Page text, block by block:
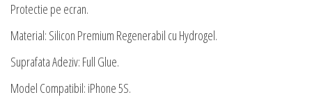
Protectie pe ecran.
Material: Silicon Premium Regenerabil cu Hydrogel.
Suprafata Adeziv: Full Glue.
Model Compatibil: iPhone 5S.